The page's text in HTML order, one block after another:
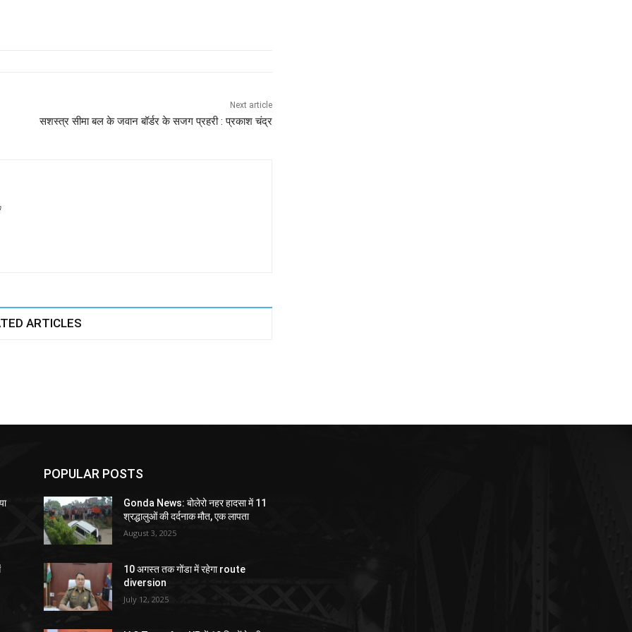
Next article
सशस्त्र सीमा बल के जवान बॉर्डर के सजग प्रहरी : प्रकाश चंद्र
ARTICLES
POPULAR POSTS
Gonda News: बोलेरो नहर हादसा में 11
श्रद्धालुओं की दर्दनाक मौत, एक लापता
August 3, 2025
10 अगस्त तक गोंडा में रहेगा route
diversion
July 12, 2025